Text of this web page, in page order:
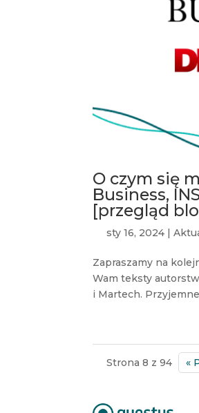
O czym się
Business,
[przegląd
sty 16, 2024 |
Zapraszamy na
Wam teksty
i Martech.
Strona 8 z 94 «